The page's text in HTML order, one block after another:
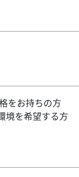
をお持ちの方
境を希望する方